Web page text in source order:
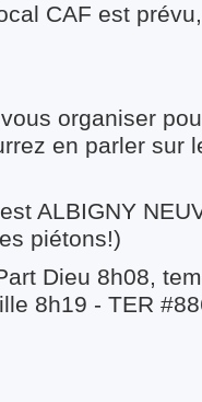
CAF est
organiser
en parler sur
ALBIGNY
piétons!)
Dieu 8h08,
8h19 - TER